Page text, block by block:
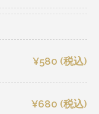
¥580 (税込)
¥680 (税込)